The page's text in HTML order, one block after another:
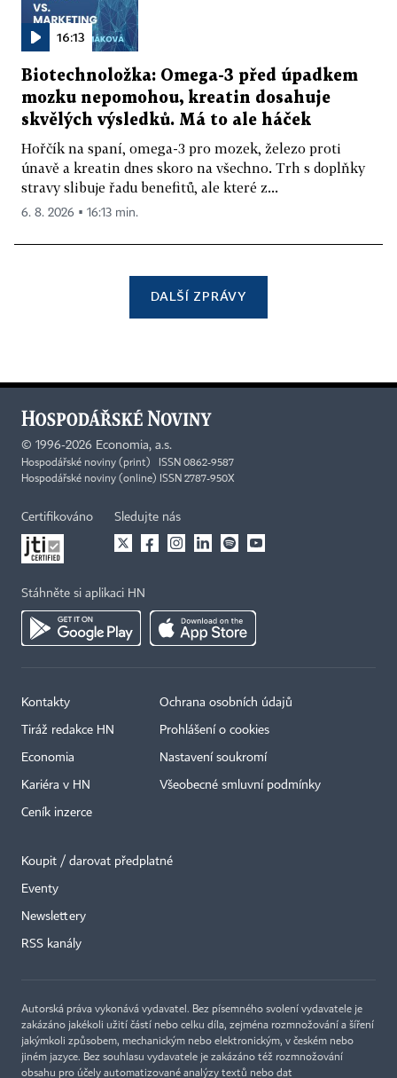
16:13
Biotechnoložka: Omega-3 před úpadkem
mozku nepomohou, kreatin dosahuje
skvělých výsledků. Má to ale háček
Hořčík na spaní, omega-3 pro mozek, železo proti
únavě a kreatin dnes skoro na všechno. Trh s doplňky
stravy slibuje řadu benefitů, ale které z...
6. 8. 2026 ▪ 16:13 min.
DALŠÍ ZPRÁVY
© 1996-2026 Economia, a.s.
Hospodářské noviny (print) ISSN 0862-9587
Hospodářské noviny (online) ISSN 2787-950X
Certifikováno Sledujte nás
Stáhněte si aplikaci HN
Kontakty
Tiráž redakce HN
Economia
Kariéra v HN
Ceník inzerce
Ochrana osobních údajů
Prohlášení o cookies
Nastavení soukromí
Všeobecné smluvní podmínky
Koupit / darovat předplatné
Eventy
Newslettery
RSS kanály
Autorská práva vykonává vydavatel. Bez písemného svolení vydavatele je
zakázáno jakékoli užití částí nebo celku díla, zejména rozmnožování a šíření
jakýmkoli způsobem, mechanickým nebo elektronickým, v českém nebo
jiném jazyce. Bez souhlasu vydavatele je zakázáno též rozmnožování
obsahu pro účely automatizované analýzy textů nebo dat